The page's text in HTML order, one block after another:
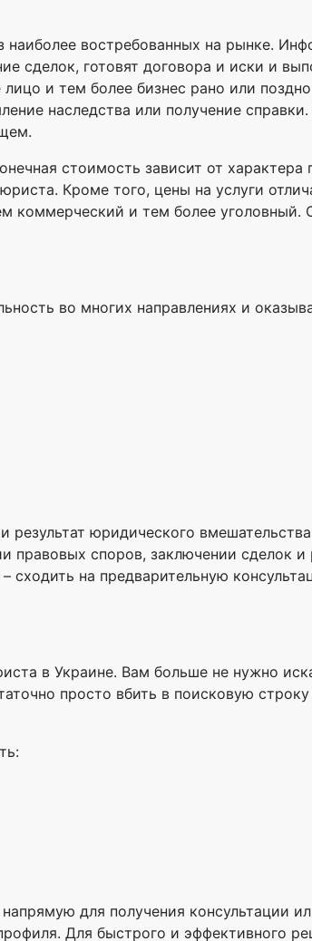
востребованных на рынке.
сделок, готовят договора и иски и
и тем более бизнес рано или
наследства или получение справки.
стоимость зависит от характера
Кроме того, цены на услуги
коммерческий и тем более уголовный.
во многих направлениях и
результат юридического
правовых споров, заключении сделок и
сходить на предварительную
в Украине. Вам больше не нужно
просто вбить в поисковую
для получения консультации
Для быстрого и эффективного